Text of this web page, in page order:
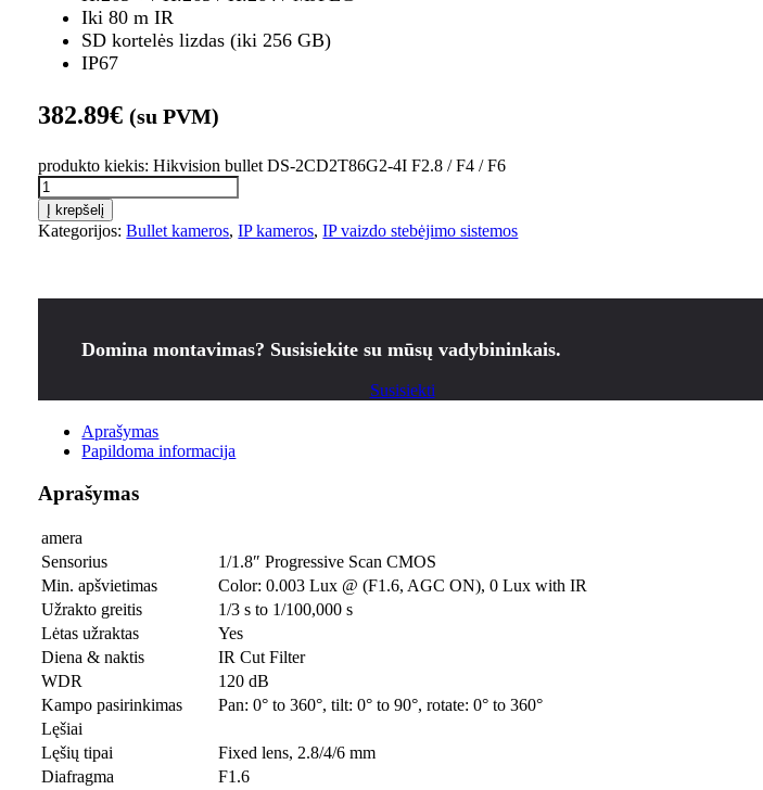
Iki 80 m IR
SD kortelės lizdas (iki 256 GB)
IP67
382.89€ (su PVM)
produkto kiekis: Hikvision bullet DS-2CD2T86G2-4I F2.8 / F4 / F6
Į krepšelį
Kategorijos:Bullet kameros,IP kameros,IP vaizdo stebėjimo sistemos
Domina montavimas? Susisiekite su mūsų vadybininkais.
Susisiekti
Aprašymas
Papildoma informacija
Aprašymas
amera
Sensorius
1/1.8″ Progressive Scan CMOS
Min. apšvietimas
Color: 0.003 Lux @ (F1.6, AGC ON), 0 Lux with IR
Užrakto greitis
1/3 s to 1/100,000 s
Lėtas užraktas
Yes
Diena & naktis
IR Cut Filter
WDR
120 dB
Kampo pasirinkimas
Pan: 0° to 360°, tilt: 0° to 90°, rotate: 0° to 360°
Lęšiai
Lęšių tipai
Fixed lens, 2.8/4/6 mm
Diafragma
F1.6